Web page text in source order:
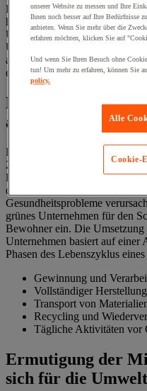
Entscheidungen und Projekten
hinaus reduziert es die durch
Umweltverschmutzung durch
Umweltmaßnahmen.
auch, die Menschen und
ermutigen, sich zu engagieren.
Eine Strategie im
aktuellen Zielen
Der europäische Aktionsplan
2050“ ist ein Bekenntnis zum
Europäischen Union. Dieses
der Luft-, Wasser- und
Gesundheitsprobleme
grünes Unternehmen für den
Bewohner ein. Die
Unternehmen basiert auf einer
Phasen des Lebenszyklus
Gewinnung und
Vollständiger
Transport von
Recycling und
Tägliche Aktivitäten vor
Ermutigung der
sich für die
unserer Website zu messen und Ihre
Ihnen noch besser auf Ihre Bedürfnisse
anbieten. Wenn Sie mehr über die
erfahren möchten, klicken Sie auf
Und wenn Sie Ihren Besuch ohne
tun! Um mehr zu erfahren, können Sie
policy.
Alle
Cookie-